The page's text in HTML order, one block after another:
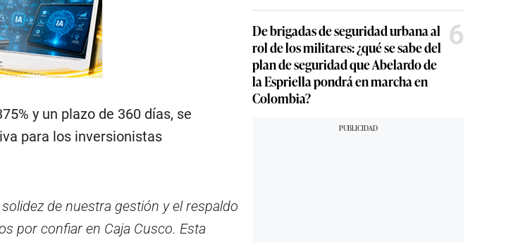
y un plazo de 360 días, se
para los inversionistas
de nuestra gestión y el respaldo
por confiar en Caja Cusco. Esta
De brigadas de seguridad urbana al
rol de los militares: ¿qué se sabe del
plan de seguridad que Abelardo de
la Espriella pondrá en marcha en
Colombia?
6